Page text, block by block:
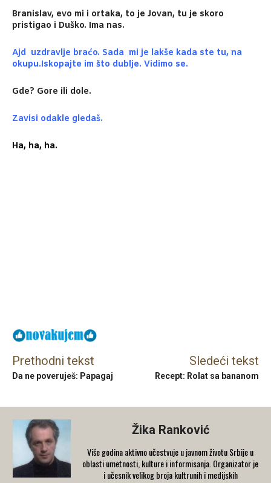
Branislav, evo mi i ortaka, to je Jovan, tu je skoro
pristigao i Duško. Ima nas.
Ajd uzdravlje braćo. Sada mi je lakše kada ste tu, na
okupu.Iskopajte im što dublje. Vidimo se.
Gde? Gore ili dole.
Zavisi odakle gledaš.
Ha, ha, ha.
Prethodni tekst
Da ne poveruješ: Papagaj
Sledeći tekst
Recept: Rolat sa bananom
Žika Ranković
Više godina aktivno učestvuje u javnom životu Srbije u
oblasti umetnosti, kulture i informisanja. Organizator je
i učesnik velikog broja kultrunih i medijskih